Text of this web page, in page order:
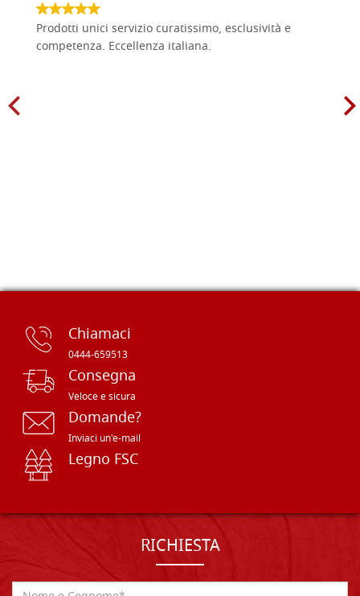
Prodotti unici servizio curatissimo, esclusività e
competenza. Eccellenza italiana.
Chiamaci
0444-659513
Consegna
Veloce e sicura
Domande?
Inviaci un'e-mail
Legno FSC
RICHIESTA